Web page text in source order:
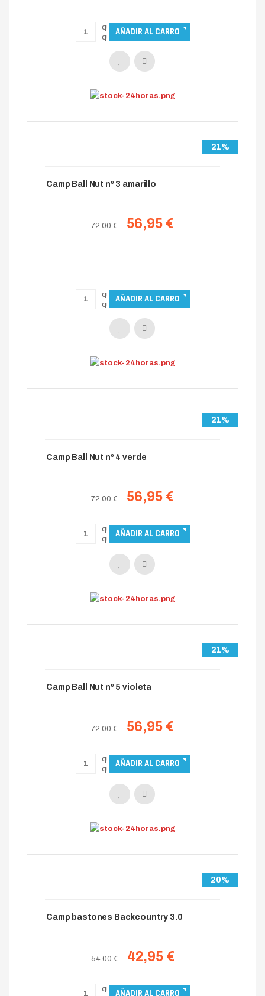
21%
Camp Ball Nut nº 3 amarillo
72.00 € 56,95 €
21%
Camp Ball Nut nº 4 verde
72.00 € 56,95 €
21%
Camp Ball Nut nº 5 violeta
72.00 € 56,95 €
20%
Camp bastones Backcountry 3.0
54.00 € 42,95 €